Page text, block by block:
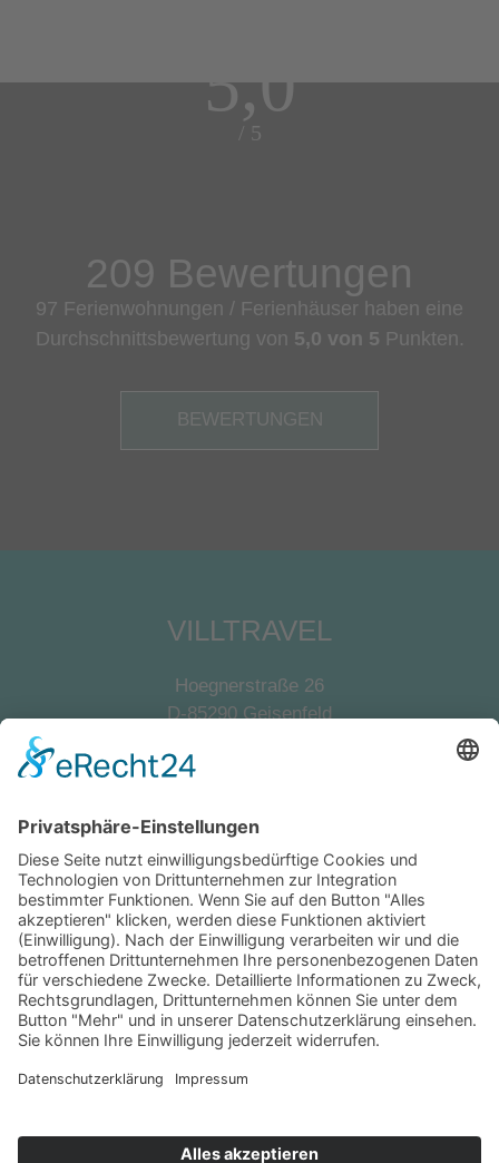
5,0
/ 5
209 Bewertungen
97 Ferienwohnungen / Ferienhäuser haben eine
Durchschnittsbewertung von 5,0 von 5 Punkten.
BEWERTUNGEN
VILLTRAVEL
Hoegnerstraße 26
D-85290 Geisenfeld
Navigation
Vermieter werden Eigentümerlogin
Folgen Sie uns auf